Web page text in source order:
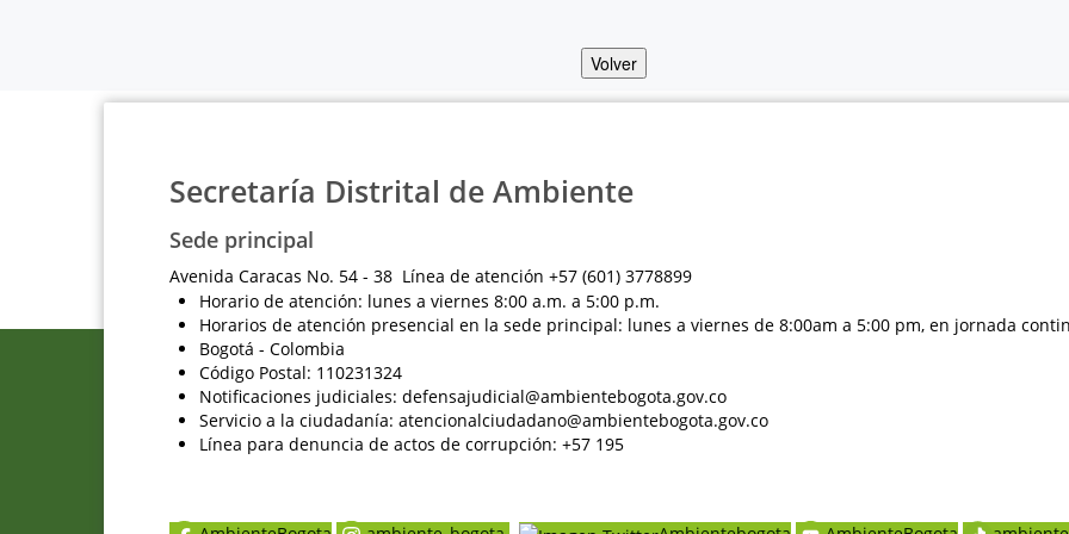
Volver
Secretaría Distrital de Ambiente
Sede principal
Avenida Caracas No. 54 - 38 Línea de atención +57 (601) 3778899
Horario de atención: lunes a viernes 8:00 a.m. a 5:00 p.m.
Horarios de atención presencial en la sede principal: lunes a viernes de 8:00am a 5:00 pm, en jornada
Bogotá - Colombia
Código Postal: 110231324
Notificaciones judiciales: defensajudicial@ambientebogota.gov.co
Servicio a la ciudadanía: atencionalciudadano@ambientebogota.gov.co
Línea para denuncia de actos de corrupción: +57 195